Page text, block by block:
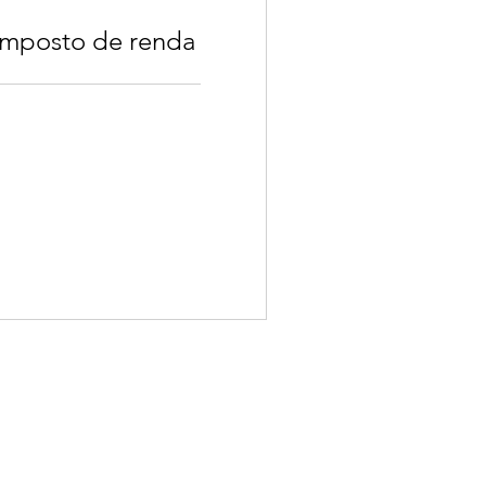
de renda